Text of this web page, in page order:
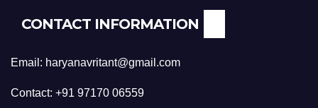
CONTACT INFORMATION
Email: haryanavritant@gmail.com
Contact: +91 97170 06559